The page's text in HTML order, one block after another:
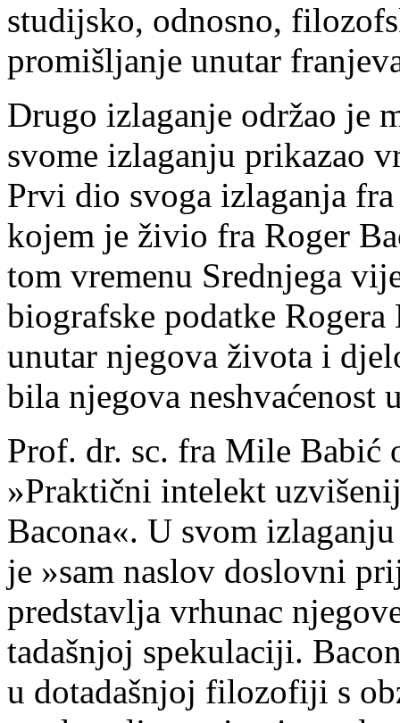
studijsko, odnosno,
promišljanje unutar
Drugo izlaganje održao je
svome izlaganju prikazao
Prvi dio svoga izlaganja
kojem je živio fra Roger
tom vremenu Srednjega
biografske podatke
unutar njegova života i
bila njegova neshvaćenost
Prof. dr. sc. fra Mile Babić
»Praktični intelekt
Bacona«. U svom
je »sam naslov doslovni
predstavlja vrhunac
tadašnjoj spekulaciji.
u dotadašnjoj filozofiji s